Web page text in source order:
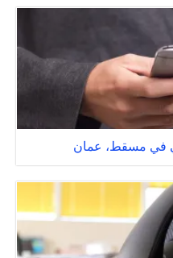
في مسقط، عمان